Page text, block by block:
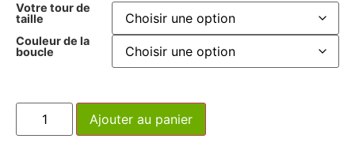
Votre tour de
taille
Couleur de la
boucle
Ajouter au panier